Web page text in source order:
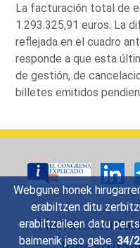
Webgune honek
erabiltzen ditu
erabiltzaileen datu
baimenik jaso gabe. 34/
La facturación total de
1.293.325,91 euros. La
reflejada en el cuadro
responde a que esta
de gestión, de
billetes emitidos